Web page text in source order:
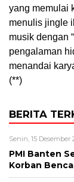
yang memulai
menulis jingle
musik dengan
pengalaman
menandai
(**)
BERITA
Senin, 15 Desember
PMI Banten
Korban